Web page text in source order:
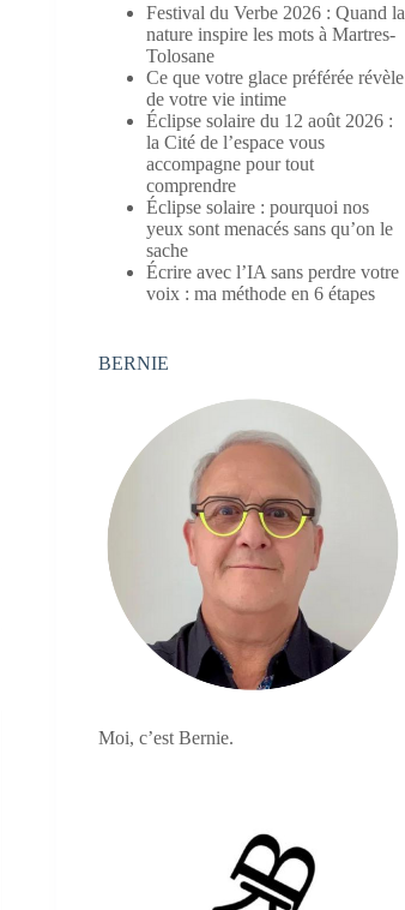
Festival du Verbe 2026 : Quand la
nature inspire les mots à Martres-
Tolosane
Ce que votre glace préférée révèle
de votre vie intime
Éclipse solaire du 12 août 2026 :
la Cité de l’espace vous
accompagne pour tout
comprendre
Éclipse solaire : pourquoi nos
yeux sont menacés sans qu’on le
sache
Écrire avec l’IA sans perdre votre
voix : ma méthode en 6 étapes
BERNIE
Moi, c’est Bernie.